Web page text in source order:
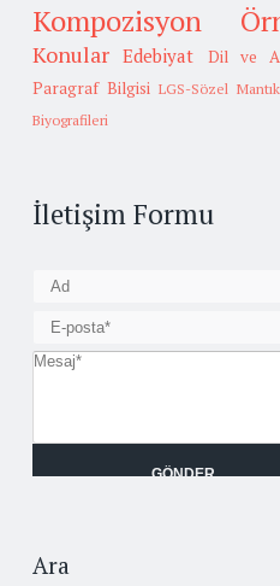
Kompozisyon
Konular Edebiyat Dil ve
Paragraf Bilgisi LGS-Sözel Mantık
Biyografileri
İletişim Formu
Ara